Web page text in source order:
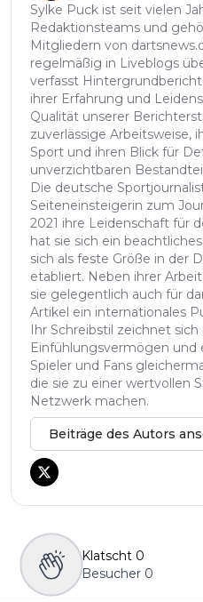
Sylke Puck ist seit vielen
Redaktionsteams und
Mitgliedern von
regelmäßig in Liveblogs
verfasst
ihrer Erfahrung und
Qualität unserer
zuverlässige Arbeitsweise,
Sport und ihren Blick für
unverzichtbaren
Die deutsche
Seiteneinsteigerin zum
2021 ihre Leidenschaft für
hat sie sich ein
sich als feste Größe in der
etabliert. Neben ihrer
sie gelegentlich auch für
Artikel ein internationales
Ihr Schreibstil zeichnet sich
Einfühlungsvermögen und
Spieler und Fans
die sie zu einer wertvollen
Netzwerk machen.
Beiträge des Autors
Klatscht 0
Besucher 0